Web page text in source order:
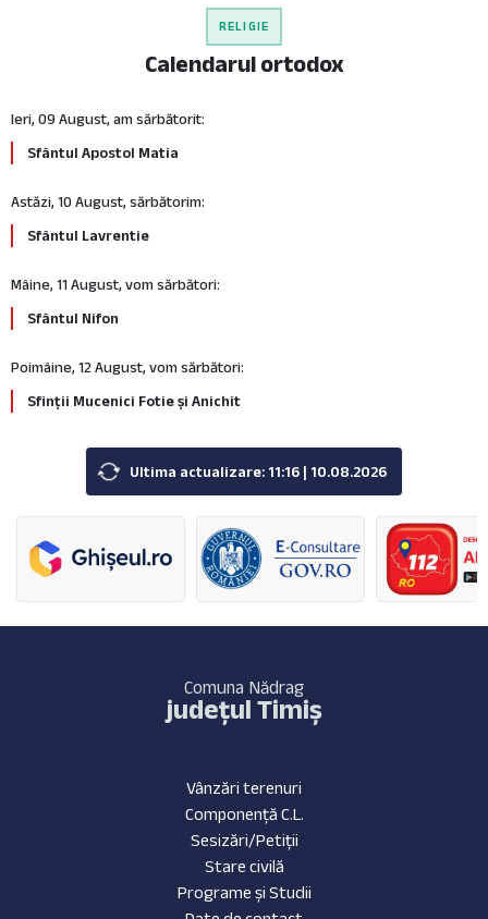
RELIGIE
Calendarul ortodox
Ieri, 09 August, am sărbătorit:
Sfântul Apostol Matia
Astăzi, 10 August, sărbătorim:
Sfântul Lavrentie
Mâine, 11 August, vom sărbători:
Sfântul Nifon
Poimâine, 12 August, vom sărbători:
Sfinții Mucenici Fotie și Anichit
Ultima actualizare: 11:16 | 10.08.2026
Comuna Nădrag
județul Timiș
Vânzări terenuri
Componență C.L.
Sesizări/Petiții
Stare civilă
Programe și Studii